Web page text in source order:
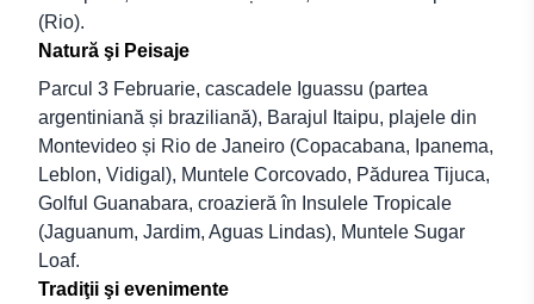
(Rio).
Natură şi Peisaje
Parcul 3 Februarie, cascadele Iguassu (partea
argentiniană și braziliană), Barajul Itaipu, plajele din
Montevideo și Rio de Janeiro (Copacabana, Ipanema,
Leblon, Vidigal), Muntele Corcovado, Pădurea Tijuca,
Golful Guanabara, croazieră în Insulele Tropicale
(Jaguanum, Jardim, Aguas Lindas), Muntele Sugar
Loaf.
Tradiţii şi evenimente